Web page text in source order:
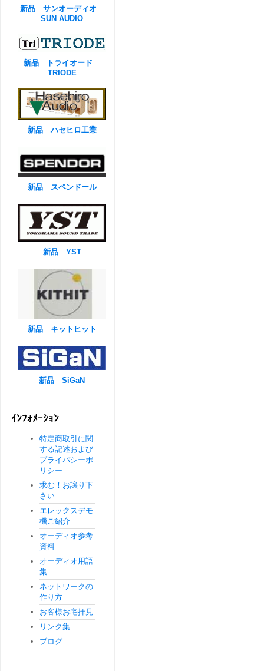
新品 サンオーディオ
SUN AUDIO
新品 トライオード
TRIODE
新品 ハセヒロ工業
新品 スペンドール
新品 YST
新品 キットヒット
新品 SiGaN
ｲﾝﾌｫﾒｰｼｮﾝ
特定商取引に関
する記述および
プライバシーポ
リシー
求む！お譲り下
さい
エレックスデモ
機ご紹介
オーディオ参考
資料
オーディオ用語
集
ネットワークの
作り方
お客様お宅拝見
リンク集
ブログ